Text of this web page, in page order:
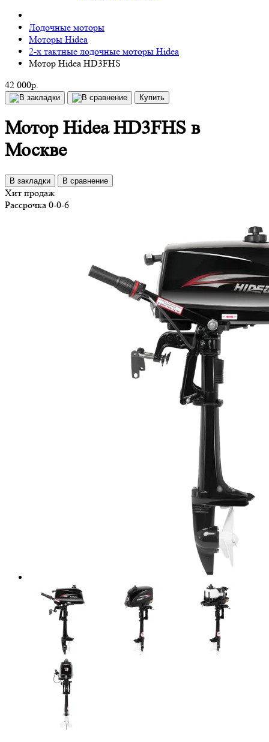
Лодочные моторы
Моторы Hidea
2-х тактные лодочные моторы Hidea
Мотор Hidea HD3FHS
42 000р.
Купить
Мотор Hidea HD3FHS в
Москве
В закладки В сравнение
Хит продаж
Рассрочка 0-0-6